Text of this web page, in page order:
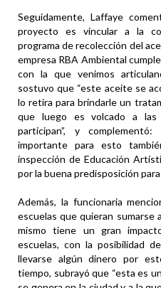
Seguidamente, Laffaye
proyecto es vincular a la
programa de recolección del
empresa RBA Ambiental
con la que venimos
sostuvo que “este aceite se
lo retira para brindarle un
que luego es volcado a las
participan”, y
importante para esto
inspección de Educación
por la buena predisposición
Además, la funcionaria
escuelas que quieran sumarse
mismo tiene un gran
escuelas, con la posibilidad
llevarse algún dinero por
tiempo, subrayó que “esta es